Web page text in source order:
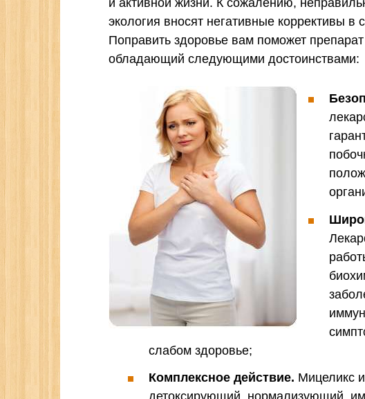
экология вносят негативные коррективы в
Поправить здоровье вам поможет
обладающий следующими достоинствами:
слабом здоровье;
Комплексное действие. Мицеликс